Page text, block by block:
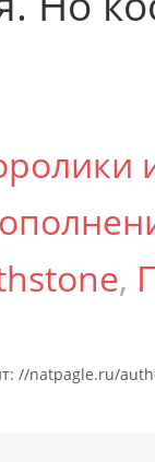
,
//natpagle.ru/